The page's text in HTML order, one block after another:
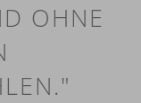
OHNE